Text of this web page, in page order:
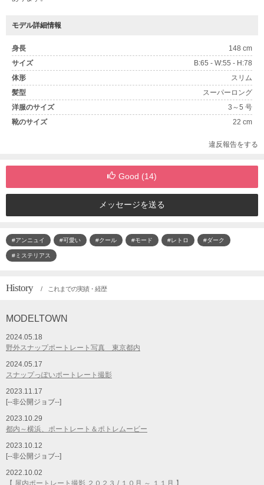
モデル詳細情報
身長
148 cm
サイズ
B:65 - W:55 - H:78
体形
スリム
髪型
スーパーロング
洋服のサイズ
3～5 号
靴のサイズ
22 cm
違反報告をする
Good (14)
メッセージを送る
#アンニュイ #可愛い #クール #モード #レトロ #ダーク
#ミステリアス
History / これまでの実績・経歴
MODELTOWN
2024.05.18
野外スナップポートレート写真 東京都内
2024.05.17
スナップっぽいポートレート撮影
2023.11.17
[--非公開ジョブ--]
2023.10.29
都内～横浜、ポートレート＆ポトレムービー
2023.10.12
[--非公開ジョブ--]
2022.10.02
【 屋内ポートレート撮影 ２０２３ / １０月 ～ １１月 】